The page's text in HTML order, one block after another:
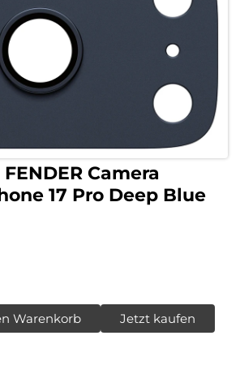
Camera
17 Pro Deep Blue
Warenkorb Jetzt kaufen